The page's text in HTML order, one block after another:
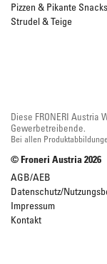
Pizzen & Pikante Snacks
Strudel & Teige
Diese FRONERI
Gewerbetreibende.
Bei allen
© Froneri Austria2026
AGB/AEB
Datenschutz/
Impressum
Kontakt